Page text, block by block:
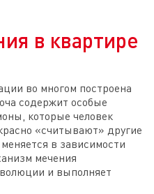
в квартире
во многом построена
содержит особые
которые человек
«считывают» другие
в зависимости
мечения
и выполняет